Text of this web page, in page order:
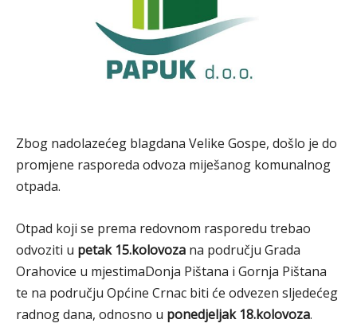
Zbog nadolazećeg blagdana Velike Gospe, došlo je do
promjene rasporeda odvoza miješanog komunalnog
otpada.
Otpad koji se prema redovnom rasporedu trebao
odvoziti u petak 15.kolovoza na području Grada
Orahovice u mjestimaDonja Pištana i Gornja Pištana
te na području Općine Crnac biti će odvezen sljedećeg
radnog dana, odnosno u ponedjeljak 18.kolovoza.